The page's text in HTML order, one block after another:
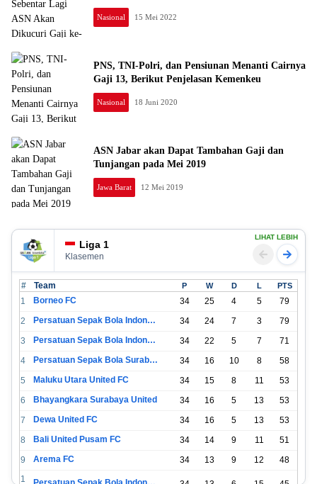
Nasional 15 Mei 2022
PNS, TNI-Polri, dan Pensiunan Menanti Cairnya
Gaji 13, Berikut Penjelasan Kemenkeu
Nasional 18 Juni 2020
ASN Jabar akan Dapat Tambahan Gaji dan
Tunjangan pada Mei 2019
Jawa Barat 12 Mei 2019
Liga 1
Klasemen
LIHAT LEBIH
# Team P W D L PTS
1 Borneo FC 34 25 4 5
79
2
Persatuan Sepak Bola Indonesia Bandung 34 24 7 3
79
3
Persatuan Sepak Bola Indonesia Jakarta 34 22 5 7
71
4
Persatuan Sepak Bola Surabaya 34 16 10 8
58
5
Maluku Utara United FC 34 15 8 11
53
6
Bhayangkara Surabaya United 34 16 5 13
53
7
Dewa United FC 34 16 5 13
53
8
Bali United Pusam FC 34 14 9 11
51
9
Arema FC 34 13 9 12
48
1